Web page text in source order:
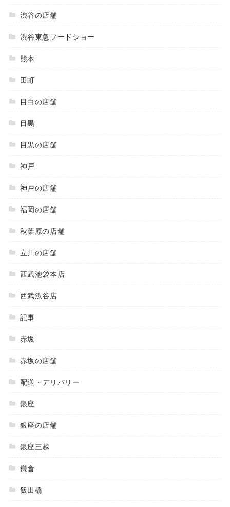
渋谷の店舗
渋谷東急フードショー
熊本
田町
目白の店舗
目黒
目黒の店舗
神戸
神戸の店舗
福岡の店舗
秋葉原の店舗
立川の店舗
西武池袋本店
西武渋谷店
記事
赤坂
赤坂の店舗
配送・デリバリー
銀座
銀座の店舗
銀座三越
鎌倉
飯田橋